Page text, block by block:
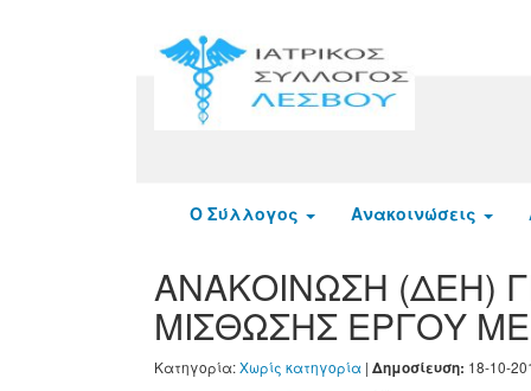
Ο Σύλλογος Ανακοινώσεις
ΑΝΑΚΟΙΝΩΣΗ (ΔΕΗ)
ΜΙΣΘΩΣΗΣ ΕΡΓΟΥ ΜΕ
Κατηγορία:Χωρίς κατηγορία | Δημοσίευση: 18-10-